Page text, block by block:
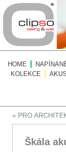
HOME
KOLEKCE
» PRO
Škála